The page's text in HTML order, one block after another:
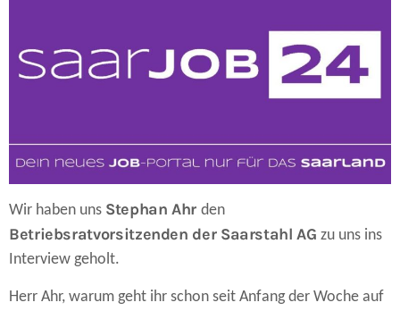
Wir haben uns Stephan Ahr den
Betriebsratvorsitzenden der Saarstahl AG zu uns ins
Interview geholt.
Herr Ahr, warum geht ihr schon seit Anfang der Woche auf